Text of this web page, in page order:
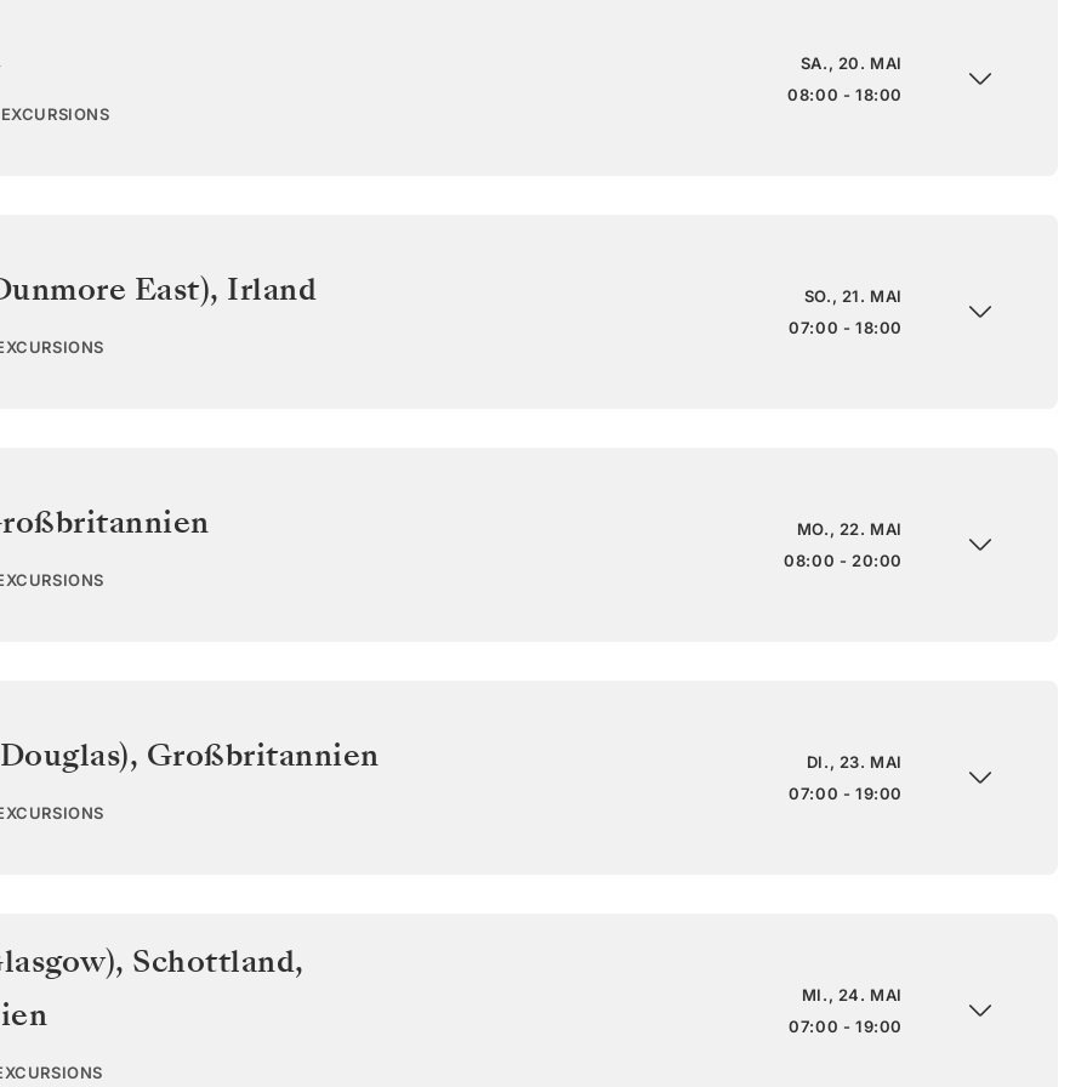
SA., 20. MAI
08:00 - 18:00
East), Irland
SO., 21. MAI
07:00 - 18:00
MO., 22. MAI
08:00 - 20:00
, Großbritannien
DI., 23. MAI
07:00 - 19:00
Schottland,
MI., 24. MAI
07:00 - 19:00